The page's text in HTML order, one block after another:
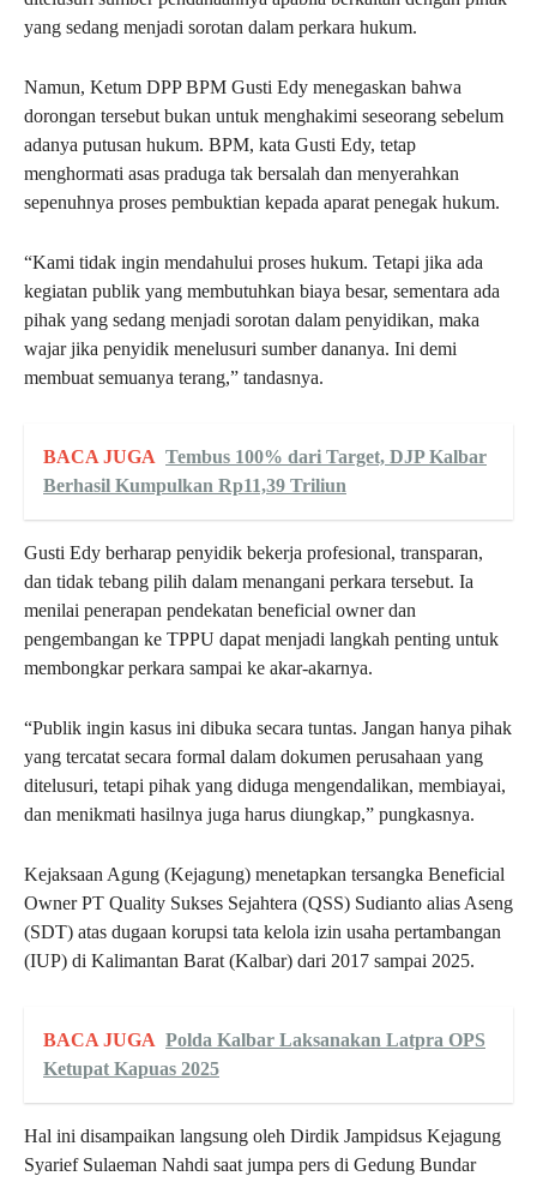
yang sedang menjadi sorotan dalam perkara hukum.
Namun, Ketum DPP BPM Gusti Edy menegaskan bahwa
dorongan tersebut bukan untuk menghakimi seseorang sebelum
adanya putusan hukum. BPM, kata Gusti Edy, tetap
menghormati asas praduga tak bersalah dan menyerahkan
sepenuhnya proses pembuktian kepada aparat penegak hukum.
“Kami tidak ingin mendahului proses hukum. Tetapi jika ada
kegiatan publik yang membutuhkan biaya besar, sementara ada
pihak yang sedang menjadi sorotan dalam penyidikan, maka
wajar jika penyidik menelusuri sumber dananya. Ini demi
membuat semuanya terang,” tandasnya.
BACA JUGA Tembus 100% dari Target, DJP Kalbar
Berhasil Kumpulkan Rp11,39 Triliun
Gusti Edy berharap penyidik bekerja profesional, transparan,
dan tidak tebang pilih dalam menangani perkara tersebut. Ia
menilai penerapan pendekatan beneficial owner dan
pengembangan ke TPPU dapat menjadi langkah penting untuk
membongkar perkara sampai ke akar-akarnya.
“Publik ingin kasus ini dibuka secara tuntas. Jangan hanya pihak
yang tercatat secara formal dalam dokumen perusahaan yang
ditelusuri, tetapi pihak yang diduga mengendalikan, membiayai,
dan menikmati hasilnya juga harus diungkap,” pungkasnya.
Kejaksaan Agung (Kejagung) menetapkan tersangka Beneficial
Owner PT Quality Sukses Sejahtera (QSS) Sudianto alias Aseng
(SDT) atas dugaan korupsi tata kelola izin usaha pertambangan
(IUP) di Kalimantan Barat (Kalbar) dari 2017 sampai 2025.
BACA JUGA Polda Kalbar Laksanakan Latpra OPS
Ketupat Kapuas 2025
Hal ini disampaikan langsung oleh Dirdik Jampidsus Kejagung
Syarief Sulaeman Nahdi saat jumpa pers di Gedung Bundar